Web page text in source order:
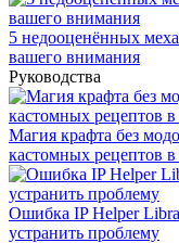
5 недооценённых
вашего внимания
Руководства
Магия крафта без
кастомных рецептов
Ошибка IP Helper
устранить проблему